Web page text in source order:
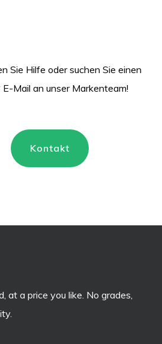
Sie Hilfe oder suchen Sie einen
E-Mail an unser Markenteam!
Kontakt
at a price you like. No grades,